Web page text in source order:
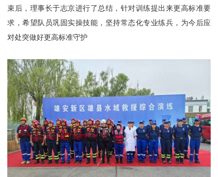
束后，理事长于志京进行了总结，针对训练提出来更高标准要
求，希望队员巩固实操技能，坚持常态化专业练兵，为今后应
对处突做好更高标准守护